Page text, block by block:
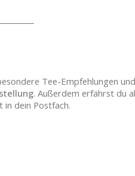
Tee-Empfehlungen
. Außerdem erfährst du
in dein Postfach.